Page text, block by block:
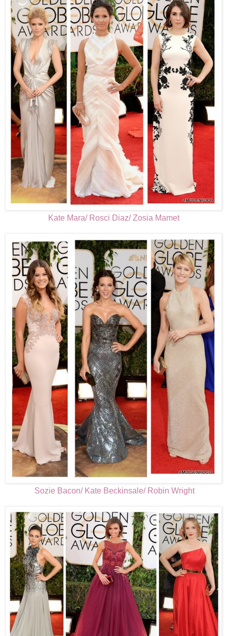
Kate Mara/ Rosci Diaz/ Zosia Mamet
Sozie Bacon/ Kate Beckinsale/ Robin Wright